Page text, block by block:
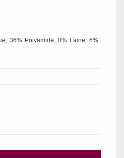
36% Polyamide, 8% Laine, 6%